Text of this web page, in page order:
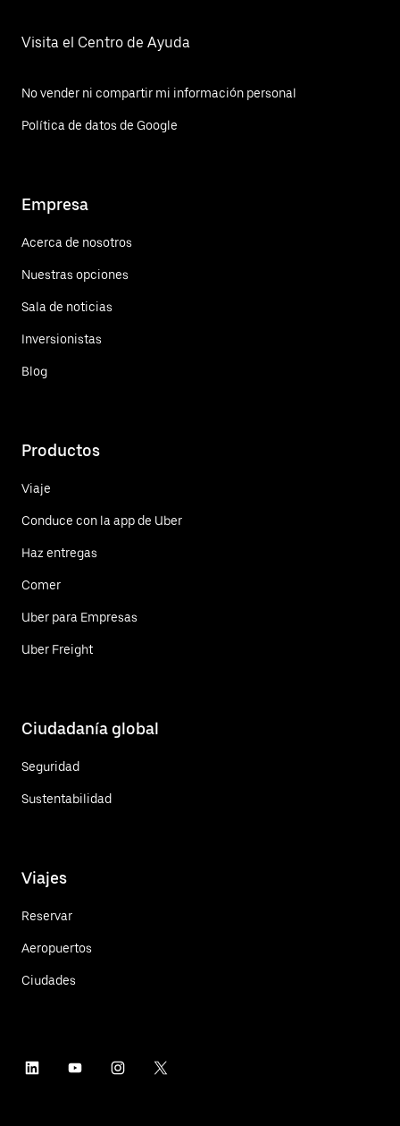
Visita el Centro de Ayuda
No vender ni compartir mi información personal
Política de datos de Google
Empresa
Acerca de nosotros
Nuestras opciones
Sala de noticias
Inversionistas
Blog
Productos
Viaje
Conduce con la app de Uber
Haz entregas
Comer
Uber para Empresas
Uber Freight
Ciudadanía global
Seguridad
Sustentabilidad
Viajes
Reservar
Aeropuertos
Ciudades